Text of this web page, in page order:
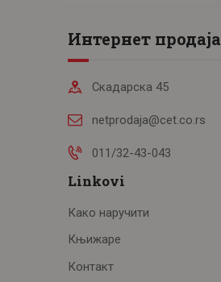
Интернет продаја
Скадарска 45
netprodaja@cet.co.rs
011/32-43-043
Linkovi
Како наручити
Књижаре
Контакт